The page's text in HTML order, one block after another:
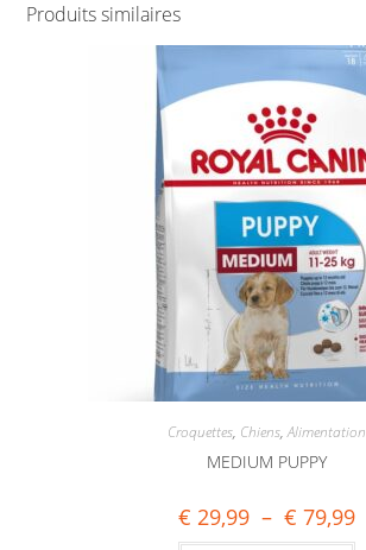
Produits similaires
Croquettes, Chiens,Alimentation
MEDIUM PUPPY
€ 29,99 – € 79,99